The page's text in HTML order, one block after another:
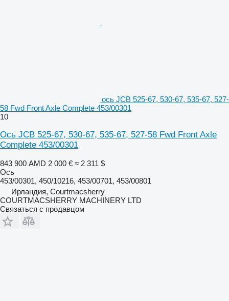
ось JCB 525-67, 530-67, 535-67, 527-
58 Fwd Front Axle Complete 453/00301
10
Ось JCB 525-67, 530-67, 535-67, 527-58 Fwd Front Axle
Complete 453/00301
843 900 AMD 2 000 € ≈ 2 311 $
Ось
453/00301, 450/10216, 453/00701, 453/00801
Ирландия, Courtmacsherry
COURTMACSHERRY MACHINERY LTD
Связаться с продавцом